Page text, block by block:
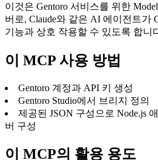
이것은 Gentoro 서비스를 위한
버로, Claude와 같은 AI 에이전트가
기능과 상호 작용할 수 있도록 합니
이 MCP 사용 방법
Gentoro 계정과 API 키 생성
Gentoro Studio에서 브리지 정의
제공된 JSON 구성으로 Node.js
버 구성
이 MCP의 활용 용도